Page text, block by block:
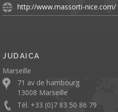
http://www.massorti-nice.com/
JUDAICA
Marseille
71 av de hambourg
13008 Marseille
Tél. +33 (0)7 83 50 86 79